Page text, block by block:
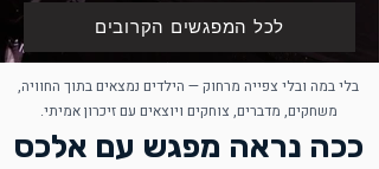
לכל המפגשים הקרובים
בלי במה ובלי צפייה מרחוק — הילדים נמצאים בתוך החוויה,
משחקים, מדברים, צוחקים ויוצאים עם זיכרון אמיתי.
ככה נראה מפגש עם אלכס